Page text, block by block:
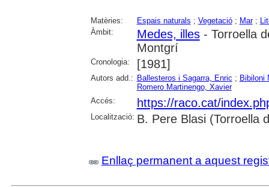
Matèries: Espais naturals ; Vegetació; Mar;
Àmbit:
Medes, illes- Torroella
Montgrí
Cronologia: [1981]
Autors add.: Ballesteros i Sagarra, Enric ; Bibiloni
Romero Martinengo, Xavier
Accés:
https://raco.cat/
Localització: B. Pere Blasi (Torroella
Enllaç permanent a aquest